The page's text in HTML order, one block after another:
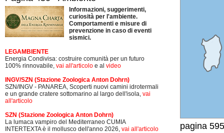
Informazioni, suggerimenti,
curiosità per l'ambiente.
Comportamenti e misure di
prevenzione in caso di eventi
sismici.
LEGAMBIENTE
Energia Condivisa: costruire comunità per un futuro
100% rinnovabile, vai all'articolo e al video
INGV/SZN (Stazione Zoologica Anton Dohrn)
SZN/INGV - PANAREA, Scoperti nuovi camini idrotermali
e un grande cratere sottomarino al largo dell'isola, vai
all'articolo
SZN (Stazione Zoologica Anton Dohrn)
La lumaca vampiro del Mediterraneo CUMIA
INTERTEXTA è il mollusco dell'anno 2026, vai all'articolo
pagina